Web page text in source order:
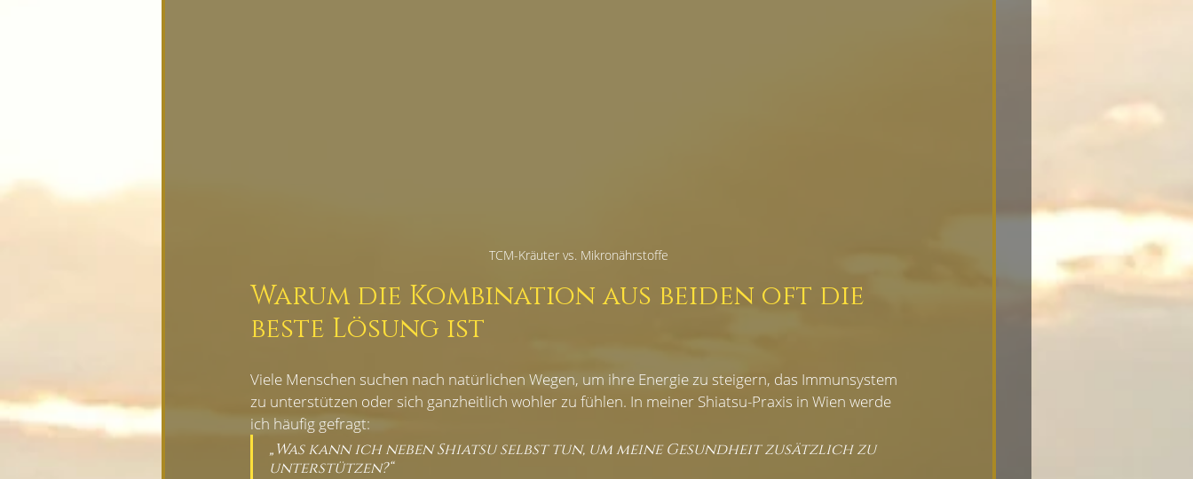
TCM-Kräuter vs. Mikronährstoffe
Warum die Kombination aus beiden oft die
beste Lösung ist
Viele Menschen suchen nach natürlichen Wegen, um ihre Energie zu steigern, das Immunsystem
zu unterstützen oder sich ganzheitlich wohler zu fühlen. In meiner Shiatsu-Praxis in Wien werde
ich häufig gefragt:
„Was kann ich neben Shiatsu selbst tun, um meine Gesundheit zusätzlich zu
unterstützen?“